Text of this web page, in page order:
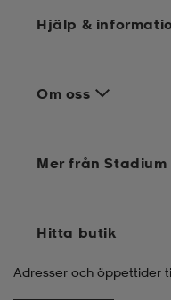
Hjälp &
Om oss
Mer från
Hitta butik
Adresser och öppettider